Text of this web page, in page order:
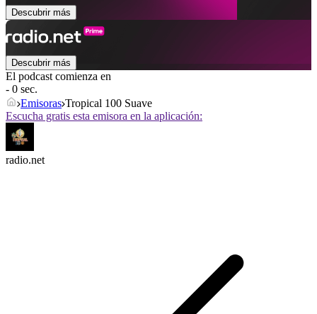
Descubrir más
Descubrir más
El podcast comienza en
- 0 sec.
Emisoras Tropical 100 Suave
Escucha gratis esta emisora en la aplicación:
radio.net